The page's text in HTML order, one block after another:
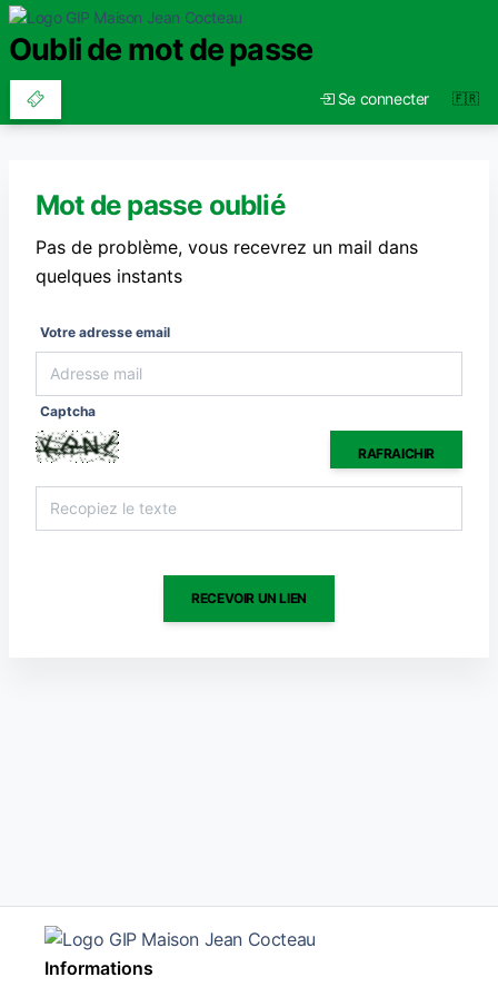
Oubli de mot de passe
Se connecter
Mot de passe oublié
Pas de problème, vous recevrez un mail dans
quelques instants
Votre adresse email
Captcha
RAFRAICHIR
RECEVOIR UN LIEN
Informations